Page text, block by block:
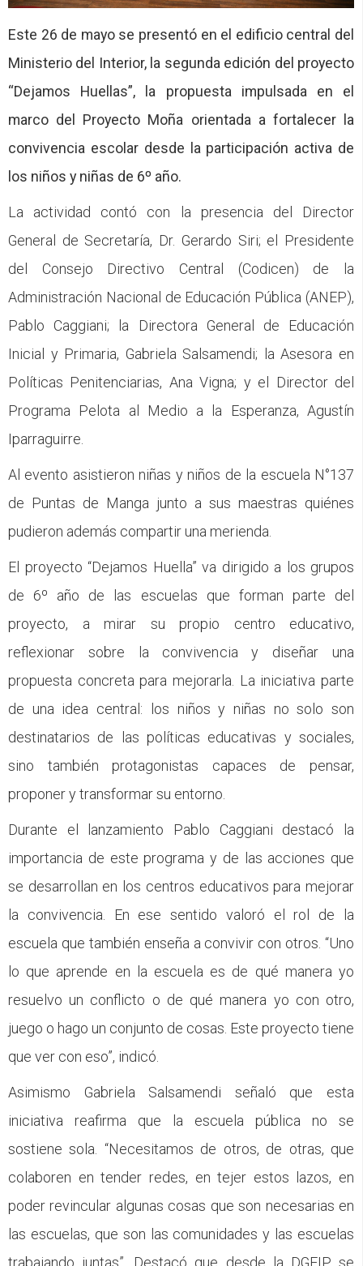
CFP
Este 26 de mayo se presentó en el edificio central del
Ministerio del Interior, la segunda edición del proyecto
“Dejamos Huellas”, la propuesta impulsada en el
marco del Proyecto Moña orientada a fortalecer la
convivencia escolar desde la participación activa de
los niños y niñas de 6º año.
La actividad contó con la presencia del Director
General de Secretaría, Dr. Gerardo Siri; el Presidente
del Consejo Directivo Central (Codicen) de la
Administración Nacional de Educación Pública (ANEP),
Pablo Caggiani; la Directora General de Educación
Inicial y Primaria, Gabriela Salsamendi; la Asesora en
Políticas Penitenciarias, Ana Vigna; y el Director del
Programa Pelota al Medio a la Esperanza, Agustín
Iparraguirre.
Al evento asistieron niñas y niños de la escuela N°137
de Puntas de Manga junto a sus maestras quiénes
pudieron además compartir una merienda.
El proyecto “Dejamos Huella” va dirigido a los grupos
de 6º año de las escuelas que forman parte del
proyecto, a mirar su propio centro educativo,
reflexionar sobre la convivencia y diseñar una
propuesta concreta para mejorarla. La iniciativa parte
de una idea central: los niños y niñas no solo son
destinatarios de las políticas educativas y sociales,
sino también protagonistas capaces de pensar,
proponer y transformar su entorno.
Durante el lanzamiento Pablo Caggiani destacó la
importancia de este programa y de las acciones que
se desarrollan en los centros educativos para mejorar
la convivencia. En ese sentido valoró el rol de la
escuela que también enseña a convivir con otros. “Uno
lo que aprende en la escuela es de qué manera yo
resuelvo un conflicto o de qué manera yo con otro,
juego o hago un conjunto de cosas. Este proyecto tiene
que ver con eso”, indicó.
Asimismo Gabriela Salsamendi señaló que esta
iniciativa reafirma que la escuela pública no se
sostiene sola. “Necesitamos de otros, de otras, que
colaboren en tender redes, en tejer estos lazos, en
poder revincular algunas cosas que son necesarias en
las escuelas, que son las comunidades y las escuelas
trabajando juntas”. Destacó que desde la DGEIP se